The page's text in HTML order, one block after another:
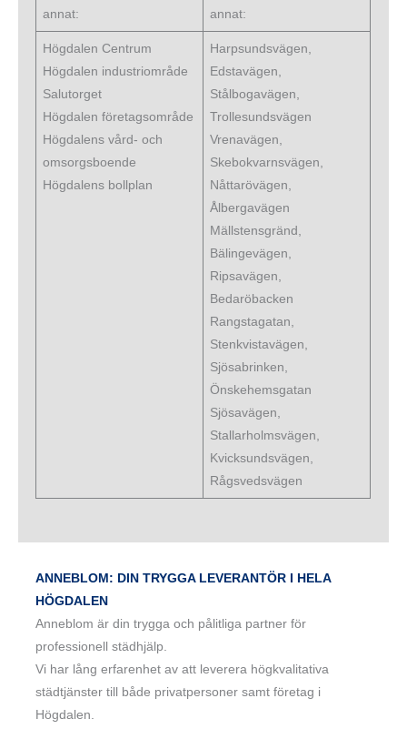
annat:
annat:
Högdalen Centrum
Högdalen industriområde
Salutorget
Högdalen företagsområde
Högdalens vård- och
omsorgsboende
Högdalens bollplan
Harpsundsvägen,
Edstavägen,
Stålbogavägen,
Trollesundsvägen
Vrenavägen,
Skebokvarnsvägen,
Nåttarövägen,
Ålbergavägen
Mällstensgränd,
Bälingevägen,
Ripsavägen,
Bedaröbacken
Rangstagatan,
Stenkvistavägen,
Sjösabrinken,
Önskehemsgatan
Sjösavägen,
Stallarholmsvägen,
Kvicksundsvägen,
Rågsvedsvägen
ANNEBLOM: DIN TRYGGA LEVERANTÖR I HELA
HÖGDALEN
Anneblom är din trygga och pålitliga partner för
professionell städhjälp.
Vi har lång erfarenhet av att leverera högkvalitativa
städtjänster till både privatpersoner samt företag i
Högdalen.